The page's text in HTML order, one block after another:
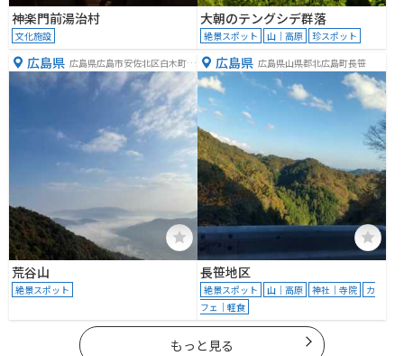
神楽門前湯治村
文化施設
大朝のテングシデ群落
絶景スポット 山｜高原 珍スポット
広島県 広島県広島市安佐北区白木町井
荒谷山
絶景スポット
広島県 広島県山県郡北広島町長笹
長笹地区
絶景スポット 山｜高原 神社｜寺院
カ
フェ｜軽食
もっと見る